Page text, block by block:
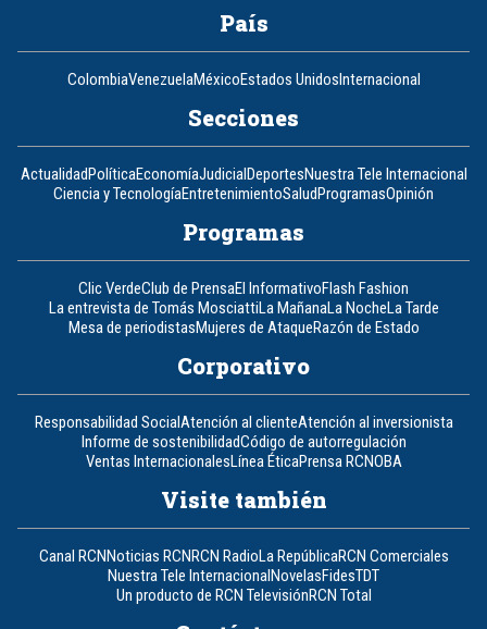
País
ColombiaVenezuelaMéxicoEstados UnidosInternacional
Secciones
ActualidadPolíticaEconomíaJudicialDeportesNuestra Tele Internacional
Ciencia y TecnologíaEntretenimientoSaludProgramasOpinión
Programas
Clic VerdeClub de PrensaEl InformativoFlash Fashion
La entrevista de Tomás MosciattiLa MañanaLa NocheLa Tarde
Mesa de periodistasMujeres de AtaqueRazón de Estado
Corporativo
Responsabilidad SocialAtención al clienteAtención al inversionista
Informe de sostenibilidadCódigo de autorregulación
Ventas InternacionalesLínea ÉticaPrensa RCNOBA
Visite también
Canal RCNNoticias RCNRCN RadioLa RepúblicaRCN Comerciales
Nuestra Tele InternacionalNovelasFidesTDT
Un producto de RCN TelevisiónRCN Total